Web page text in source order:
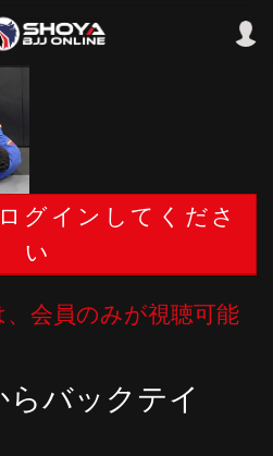
グインしてくださ
い
会員のみが視聴可能
バックテイ